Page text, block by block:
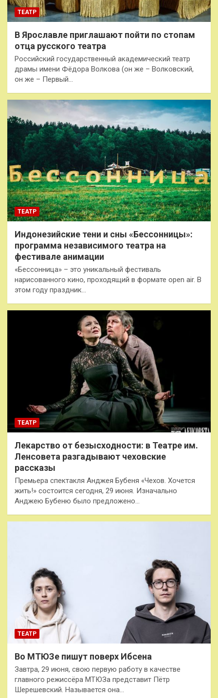
ТЕАТР
В Ярославле приглашают пойти по стопам
отца русского театра
Российский государственный академический театр
драмы имени Фёдора Волкова (он же – Волковский,
он же – Первый…
ТЕАТР
Индонезийские тени и сны «Бессонницы»:
программа независимого театра на
фестивале анимации
«Бессонница» – это уникальный фестиваль
нарисованного кино, проходящий в формате open air. В
этом году праздник…
ТЕАТР
Лекарство от безысходности: в Театре им.
Ленсовета разгадывают чеховские
рассказы
Премьера спектакля Анджея Бубеня «Чехов. Хочется
жить!» состоится сегодня, 29 июня. Изначально
Анджею Бубеню было предложено…
ТЕАТР
Во МТЮЗе пишут поверх Ибсена
Завтра, 29 июня, свою первую работу в качестве
главного режиссёра МТЮЗа представит Пётр
Шерешевский. Называется она…